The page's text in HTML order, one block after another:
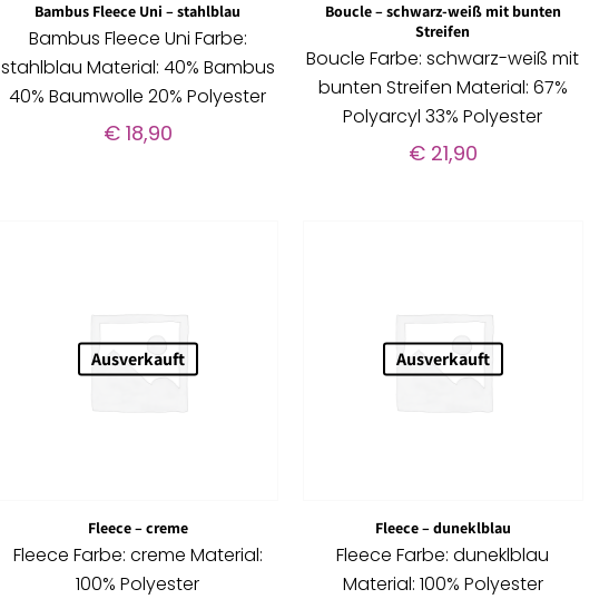
Bambus Fleece Uni – stahlblau
Bambus Fleece Uni Farbe:
stahlblau Material: 40% Bambus
40% Baumwolle 20% Polyester
€18,90
Boucle – schwarz-weiß mit bunten
Streifen
Boucle Farbe: schwarz-weiß mit
bunten Streifen Material: 67%
Polyarcyl 33% Polyester
€21,90
Ausverkauft
Fleece – creme
Fleece Farbe: creme Material:
100% Polyester
Ausverkauft
Fleece – duneklblau
Fleece Farbe: duneklblau
Material: 100% Polyester